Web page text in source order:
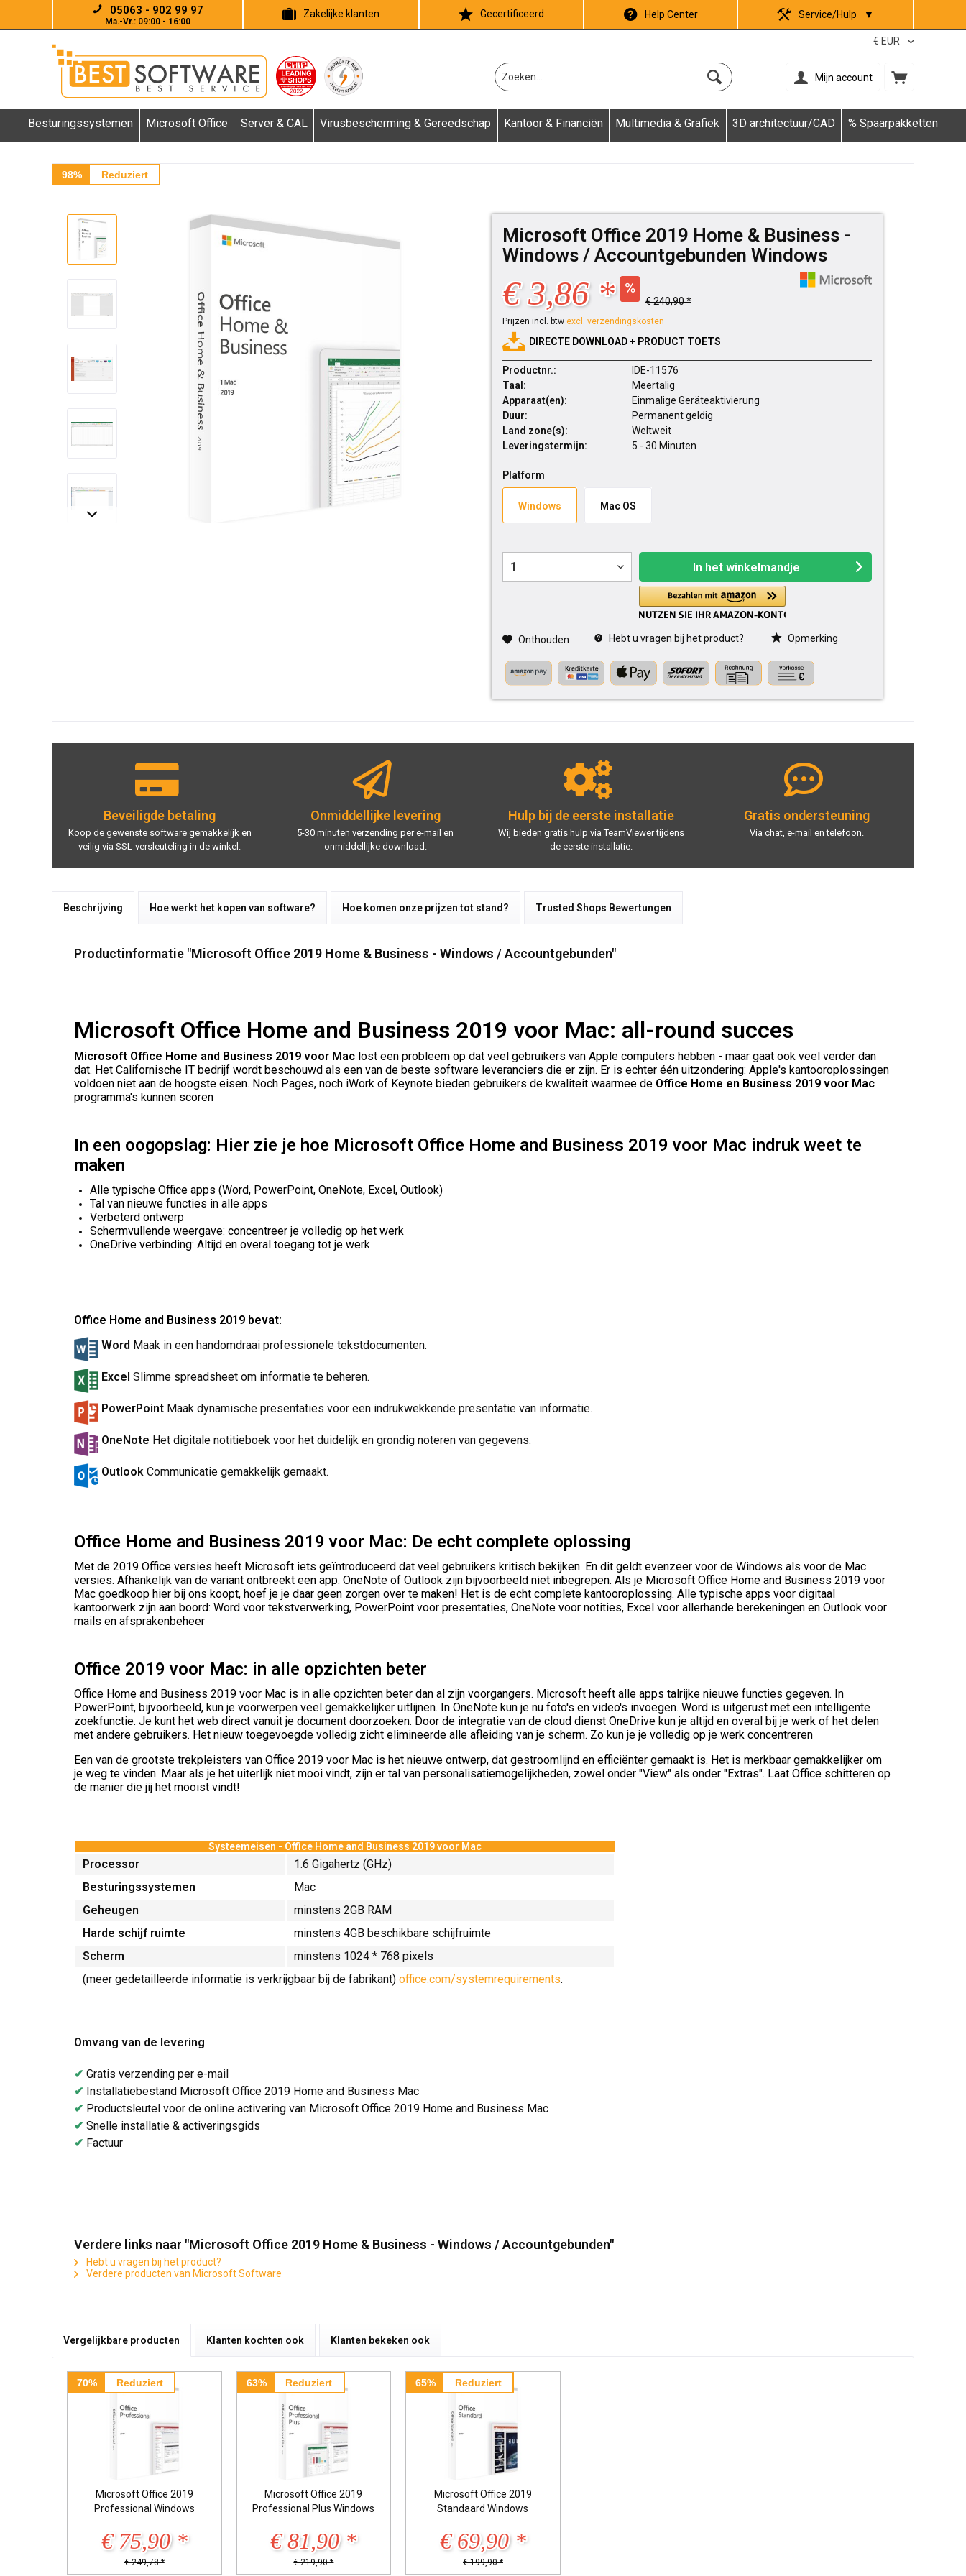
05063 - 902 99 97
Ma.-Vr.: 09:00 - 16:00
Zakelijke klanten Gecertificeerd Help Center Service/Hulp ▼
Mijn account
Besturingssystemen Microsoft Office Server & CAL Virusbescherming & Gereedschap Kantoor & Financiën Multimedia & Grafiek 3D architectuur/CAD % Spaarpakketten
98% Reduziert
Microsoft Office 2019 Home & Business -
Windows / Accountgebunden Windows
€ 3,86 * € 240,90 *
Prijzen incl. btw excl. verzendingskosten
DIRECTE DOWNLOAD + PRODUCT TOETS
Productnr.:
IDE-11576
Taal:
Meertalig
Apparaat(en):
Einmalige Geräteaktivierung
Duur:
Permanent geldig
Land zone(s):
Weltweit
Leveringstermijn:
5 - 30 Minuten
Platform
Windows Mac OS
In het winkelmandje
Onthouden Hebt u vragen bij het product? Opmerking
Beveiligde betaling
Koop de gewenste software gemakkelijk en
veilig via SSL-versleuteling in de winkel.
Onmiddellijke levering
5-30 minuten verzending per e-mail en
onmiddellijke download.
Hulp bij de eerste installatie
Wij bieden gratis hulp via TeamViewer tijdens
de eerste installatie.
Gratis ondersteuning
Via chat, e-mail en telefoon.
Beschrijving Hoe werkt het kopen van software? Hoe komen onze prijzen tot stand? Trusted Shops Bewertungen
Productinformatie "Microsoft Office 2019 Home & Business - Windows / Accountgebunden"
Microsoft Office Home and Business 2019 voor Mac: all-round succes
Microsoft Office Home and Business 2019 voor Mac lost een probleem op dat veel gebruikers van Apple computers hebben - maar gaat ook veel verder dan
dat. Het Californische IT bedrijf wordt beschouwd als een van de beste software leveranciers die er zijn. Er is echter één uitzondering: Apple's kantooroplossingen
voldoen niet aan de hoogste eisen. Noch Pages, noch iWork of Keynote bieden gebruikers de kwaliteit waarmee de Office Home en Business 2019 voor Mac
programma's kunnen scoren
In een oogopslag: Hier zie je hoe Microsoft Office Home and Business 2019 voor Mac indruk weet te
maken
Alle typische Office apps (Word, PowerPoint, OneNote, Excel, Outlook)
Tal van nieuwe functies in alle apps
Verbeterd ontwerp
Schermvullende weergave: concentreer je volledig op het werk
OneDrive verbinding: Altijd en overal toegang tot je werk
Office Home and Business 2019 bevat:
Word Maak in een handomdraai professionele tekstdocumenten.
Excel Slimme spreadsheet om informatie te beheren.
PowerPoint Maak dynamische presentaties voor een indrukwekkende presentatie van informatie.
OneNote Het digitale notitieboek voor het duidelijk en grondig noteren van gegevens.
Outlook Communicatie gemakkelijk gemaakt.
Office Home and Business 2019 voor Mac: De echt complete oplossing
Met de 2019 Office versies heeft Microsoft iets geïntroduceerd dat veel gebruikers kritisch bekijken. En dit geldt evenzeer voor de Windows als voor de Mac
versies. Afhankelijk van de variant ontbreekt een app. OneNote of Outlook zijn bijvoorbeeld niet inbegrepen. Als je Microsoft Office Home and Business 2019 voor
Mac goedkoop hier bij ons koopt, hoef je je daar geen zorgen over te maken! Het is de echt complete kantooroplossing. Alle typische apps voor digitaal
kantoorwerk zijn aan boord: Word voor tekstverwerking, PowerPoint voor presentaties, OneNote voor notities, Excel voor allerhande berekeningen en Outlook voor
mails en afsprakenbeheer
Office 2019 voor Mac: in alle opzichten beter
Office Home and Business 2019 voor Mac is in alle opzichten beter dan al zijn voorgangers. Microsoft heeft alle apps talrijke nieuwe functies gegeven. In
PowerPoint, bijvoorbeeld, kun je voorwerpen veel gemakkelijker uitlijnen. In OneNote kun je nu foto's en video's invoegen. Word is uitgerust met een intelligente
zoekfunctie. Je kunt het web direct vanuit je document doorzoeken. Door de integratie van de cloud dienst OneDrive kun je altijd en overal bij je werk of het delen
met andere gebruikers. Het nieuw toegevoegde volledig zicht elimineerde alle afleiding van je scherm. Zo kun je je volledig op je werk concentreren
Een van de grootste trekpleisters van Office 2019 voor Mac is het nieuwe ontwerp, dat gestroomlijnd en efficiënter gemaakt is. Het is merkbaar gemakkelijker om
je weg te vinden. Maar als je het uiterlijk niet mooi vindt, zijn er tal van personalisatiemogelijkheden, zowel onder "View" als onder "Extras". Laat Office schitteren op
de manier die jij het mooist vindt!
Systeemeisen - Office Home and Business 2019 voor Mac
Processor
1.6 Gigahertz (GHz)
Besturingssystemen
Mac
Geheugen
minstens 2GB RAM
Harde schijf ruimte
minstens 4GB beschikbare schijfruimte
Scherm
minstens 1024 * 768 pixels
(meer gedetailleerde informatie is verkrijgbaar bij de fabrikant) office.com/systemrequirements.
Omvang van de levering
✔ Gratis verzending per e-mail
✔ Installatiebestand Microsoft Office 2019 Home and Business Mac
✔ Productsleutel voor de online activering van Microsoft Office 2019 Home and Business Mac
✔ Snelle installatie & activeringsgids
✔ Factuur
Verdere links naar "Microsoft Office 2019 Home & Business - Windows / Accountgebunden"
Hebt u vragen bij het product?
Verdere producten van Microsoft Software
Vergelijkbare producten Klanten kochten ook Klanten bekeken ook
70% Reduziert
Microsoft Office 2019
Professional Windows
€ 75,90 *
€ 249,78 *
63% Reduziert
Microsoft Office 2019
Professional Plus Windows
€ 81,90 *
€ 219,90 *
65% Reduziert
Microsoft Office 2019
Standaard Windows
€ 69,90 *
€ 199,90 *